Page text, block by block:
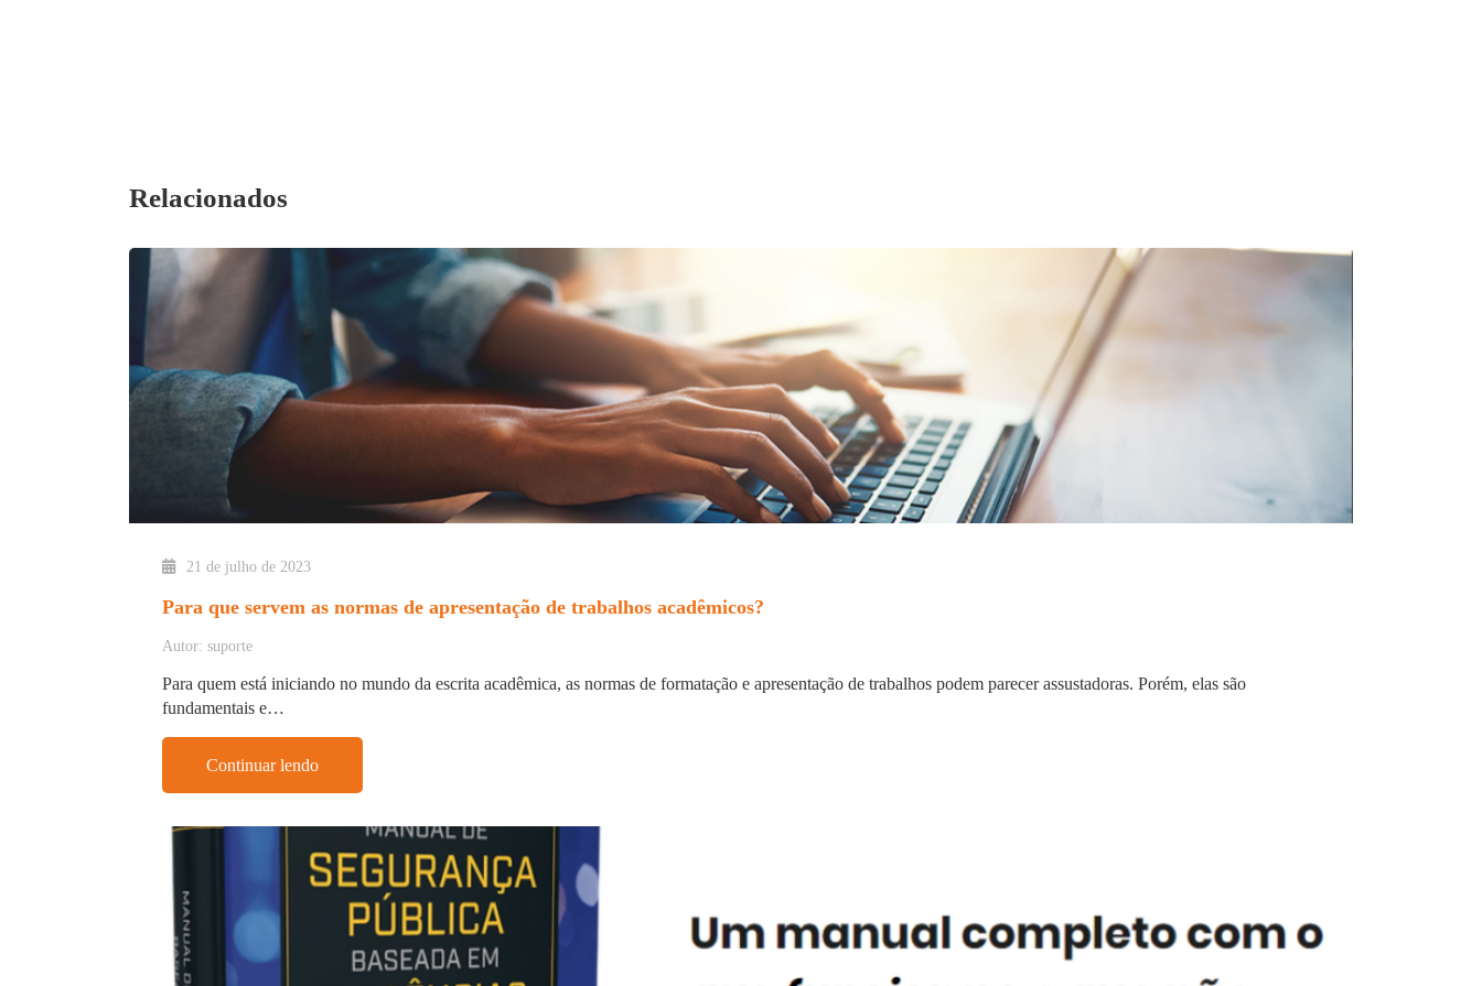
Relacionados
21 de julho de 2023
Para que servem as normas de apresentação de trabalhos acadêmicos?
Autor: suporte
Para quem está iniciando no mundo da escrita acadêmica, as normas de formatação e apresentação de trabalhos podem parecer assustadoras. Porém, elas são
fundamentais e…
Continuar lendo